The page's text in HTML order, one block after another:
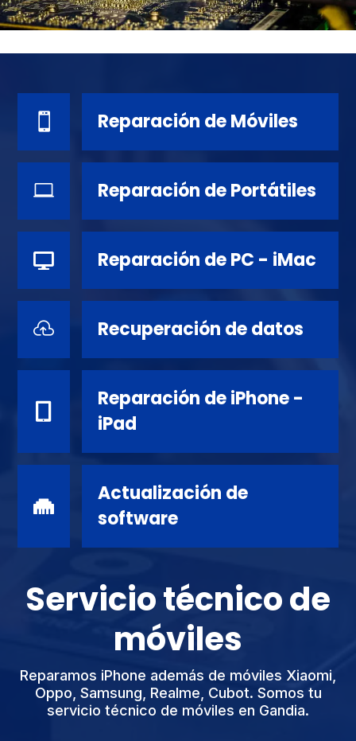
 Reparación de Móviles
 Reparación de Portátiles
 Reparación de PC - iMac
 Recuperación de datos
Reparación de iPhone -
iPad

Actualización de
software
Servicio técnico de
móviles
Reparamos iPhone además de móviles Xiaomi,
Oppo, Samsung, Realme, Cubot. Somos tu
servicio técnico de móviles en Gandia.